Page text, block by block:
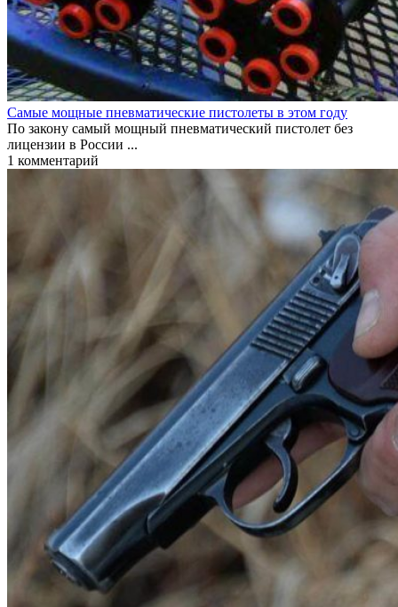
Самые мощные пневматические пистолеты в этом году
По закону самый мощный пневматический пистолет без
лицензии в России ...
1 комментарий